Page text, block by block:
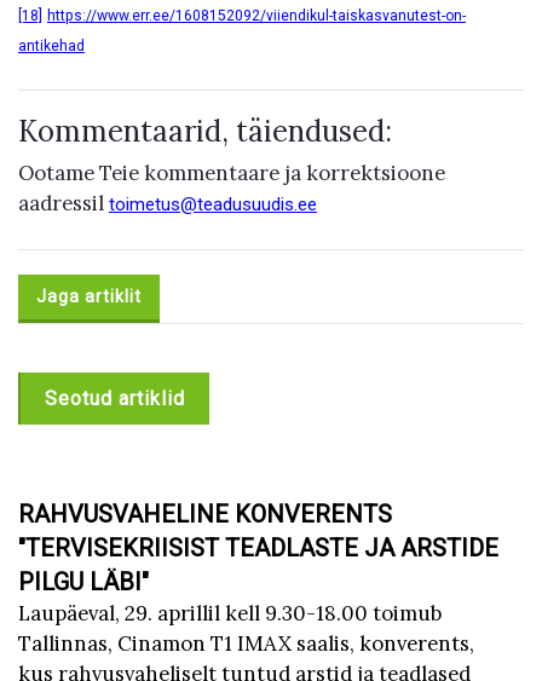
[18]
https://www.err.ee/1608152092/viiendikul-taiskasvanutest-on-
antikehad
Kommentaarid, täiendused:
Ootame Teie kommentaare ja korrektsioone
aadressil toimetus@teadusuudis.ee
Jaga artiklit
Seotud artiklid
RAHVUSVAHELINE KONVERENTS
"TERVISEKRIISIST TEADLASTE JA ARSTIDE
PILGU LÄBI"
Laupäeval, 29. aprillil kell 9.30-18.00 toimub
Tallinnas, Cinamon T1 IMAX saalis, konverents,
kus rahvusvaheliselt tuntud arstid ja teadlased